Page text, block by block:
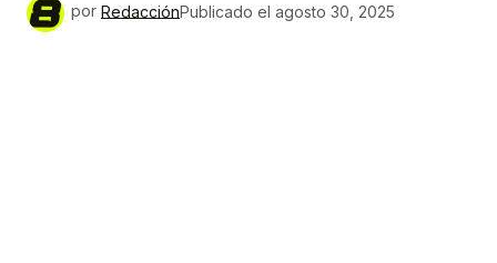
por RedacciónPublicado el agosto 30, 2025